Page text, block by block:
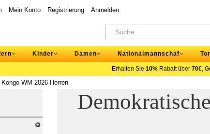
Mein Konto Registrierung Anmelden
Kinder Damen Nationalmannschaf
Erhalten Sie 10% Rabatt über 70€,
WM 2026 Herren